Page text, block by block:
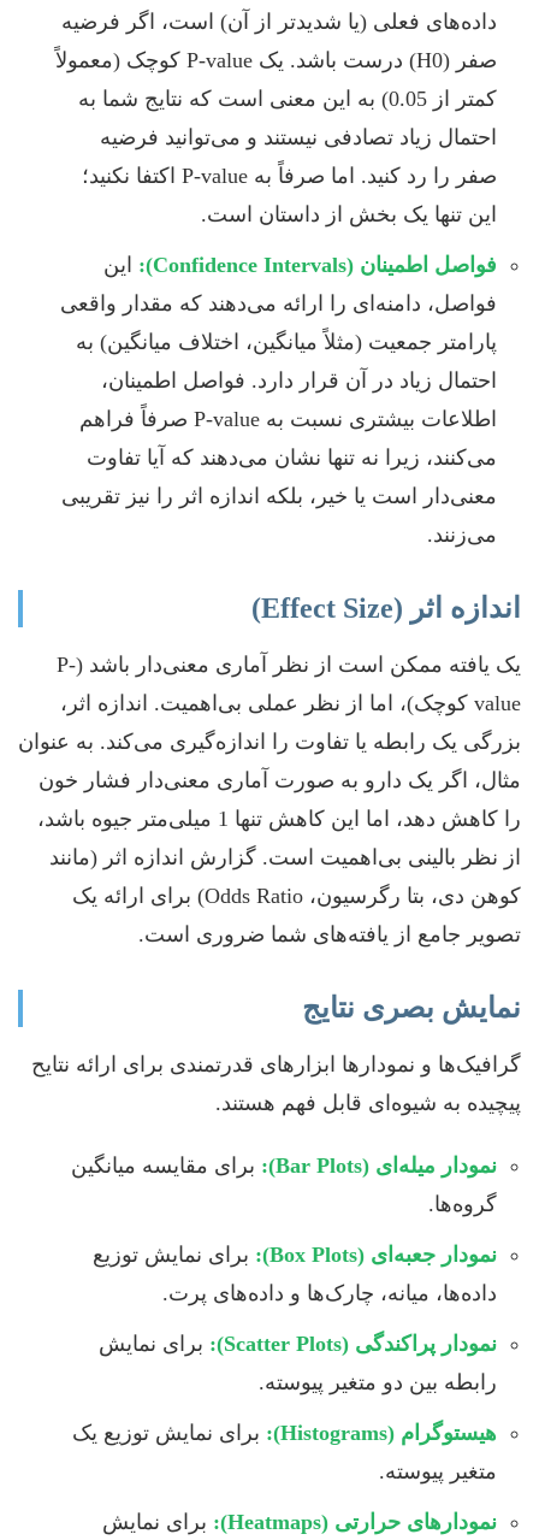
داده‌های فعلی (یا شدیدتر از آن) است، اگر فرضیه
صفر (H0) درست باشد. یک P-value کوچک (معمولاً
کمتر از 0.05) به این معنی است که نتایج شما به
احتمال زیاد تصادفی نیستند و می‌توانید فرضیه
صفر را رد کنید. اما صرفاً به P-value اکتفا نکنید؛
این تنها یک بخش از داستان است.
فواصل اطمینان (Confidence Intervals):
این
فواصل، دامنه‌ای را ارائه می‌دهند که مقدار واقعی
پارامتر جمعیت (مثلاً میانگین، اختلاف میانگین) به
احتمال زیاد در آن قرار دارد. فواصل اطمینان،
اطلاعات بیشتری نسبت به P-value صرفاً فراهم
می‌کنند، زیرا نه تنها نشان می‌دهند که آیا تفاوت
معنی‌دار است یا خیر، بلکه اندازه اثر را نیز تقریبی
می‌زنند.
اندازه اثر (Effect Size)
یک یافته ممکن است از نظر آماری معنی‌دار باشد (P-
value کوچک)، اما از نظر عملی بی‌اهمیت. اندازه اثر،
بزرگی یک رابطه یا تفاوت را اندازه‌گیری می‌کند. به عنوان
مثال، اگر یک دارو به صورت آماری معنی‌دار فشار خون
را کاهش دهد، اما این کاهش تنها 1 میلی‌متر جیوه باشد،
از نظر بالینی بی‌اهمیت است. گزارش اندازه اثر (مانند
کوهن دی، بتا رگرسیون، Odds Ratio) برای ارائه یک
تصویر جامع از یافته‌های شما ضروری است.
نمایش بصری نتایج
گرافیک‌ها و نمودارها ابزارهای قدرتمندی برای ارائه نتایح
پیچیده به شیوه‌ای قابل فهم هستند.
نمودار میله‌ای (Bar Plots):
برای مقایسه میانگین
گروه‌ها.
نمودار جعبه‌ای (Box Plots):
برای نمایش توزیع
داده‌ها، میانه، چارک‌ها و داده‌های پرت.
نمودار پراکندگی (Scatter Plots):
برای نمایش
رابطه بین دو متغیر پیوسته.
هیستوگرام (Histograms):
برای نمایش توزیع یک
متغیر پیوسته.
نمودارهای حرارتی (Heatmaps):
برای نمایش